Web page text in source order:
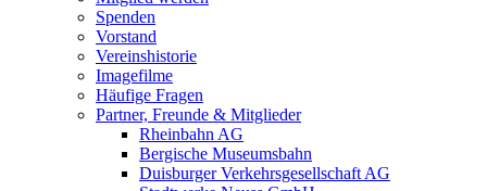
Spenden
Vorstand
Vereinshistorie
Imagefilme
Häufige Fragen
Partner, Freunde & Mitglieder
Rheinbahn AG
Bergische Museumsbahn
Duisburger Verkehrsgesellschaft AG